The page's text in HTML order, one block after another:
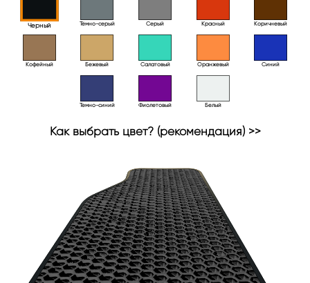
Черный Тёмно-серый Серый Красный Коричневый
Кофейный Бежевый Салатовый Оранжевый Синий
Темно-синий Фиолетовый Белый
Как выбрать цвет? (рекомендация) >>